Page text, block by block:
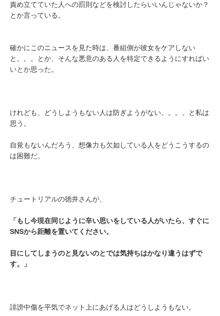
責め立てていた人への罰則などを検討したらいいんじゃないか？
とか言っている。
確かにこのニュースを見た時は、番組側が彼女をケアしない
と。。。とか、そんな悪意のある人を特定できるようにすればい
いとか思った。
けれども、どうしようもない人は防ぎようがない。。。。と私は
思う。
自覚もないんだろう、想像力も欠如している人をどうこうするの
は困難だ。
チュートリアルの徳井さんが、
「もし今現在同じように辛い思いをしている人がいたら、すぐに
SNSから距離を置いてください。
目にしてしまうのと見ないのとでは気持ちはかなり違うはずで
す。」
誹謗中傷を平気でネット上にあげる人はどうしようもない。